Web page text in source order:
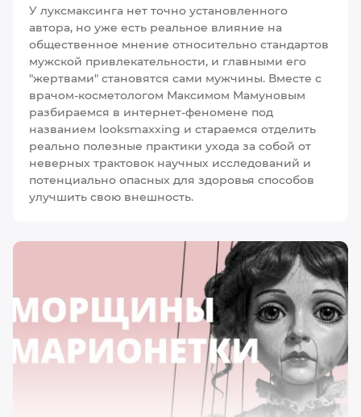
У луксмаксинга нет точно установленного
автора, но уже есть реальное влияние на
общественное мнение относительно стандартов
мужской привлекательности, и главными его
"жертвами" становятся сами мужчины. Вместе с
врачом-косметологом Максимом Мамуновым
разбираемся в интернет-феномене под
названием looksmaxxing и стараемся отделить
реально полезные практики ухода за собой от
неверных трактовок научных исследований и
потенциально опасных для здоровья способов
улучшить свою внешность.